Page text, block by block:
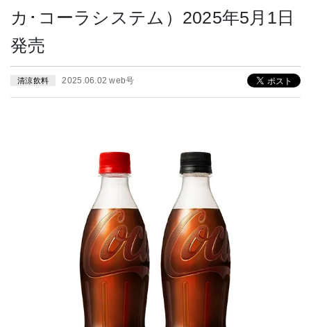
カ･コーラシステム）2025年5月1日
発売
清涼飲料 2025.06.02 web号